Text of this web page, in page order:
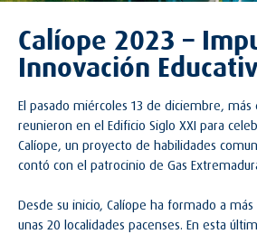
Calíope 2023 –
Innovación
El pasado miércoles 13 de diciembre,
reunieron en el Edificio Siglo XXI para
Calíope, un proyecto de habilidades
contó con el patrocinio de Gas
Desde su inicio, Calíope ha formado a
unas 20 localidades pacenses. En esta